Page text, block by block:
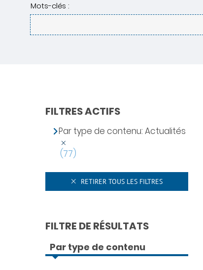
Mots-clés :
FILTRES ACTIFS
Par type de contenu: Actualités
(77)
RETIRER TOUS LES FILTRES
FILTRE DE RÉSULTATS
Par type de contenu